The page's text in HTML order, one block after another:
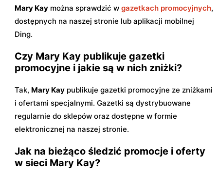
Mary Kay można sprawdzić w gazetkach promocyjnych,
dostępnych na naszej stronie lub aplikacji mobilnej
Ding.
Czy Mary Kay publikuje gazetki
promocyjne i jakie są w nich zniżki?
Tak, Mary Kay publikuje gazetki promocyjne ze zniżkami
i ofertami specjalnymi. Gazetki są dystrybuowane
regularnie do sklepów oraz dostępne w formie
elektronicznej na naszej stronie.
Jak na bieżąco śledzić promocje i oferty
w sieci Mary Kay?